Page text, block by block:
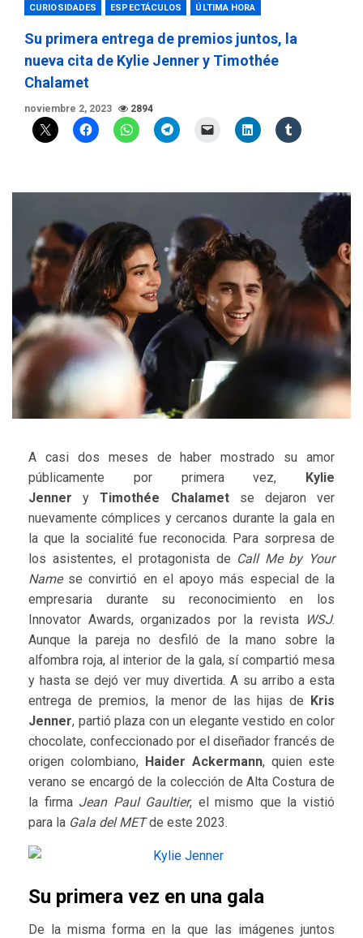
CURIOSIDADES ESPECTÁCULOS ÚLTIMA HORA
Su primera entrega de premios juntos, la
nueva cita de Kylie Jenner y Timothée
Chalamet
noviembre 2, 2023 2894
A casi dos meses de haber mostrado su amor
públicamente por primera vez, Kylie
JenneryTimothée Chalametse dejaron ver
nuevamente cómplices y cercanos durante la gala en
la que la socialité fue reconocida. Para sorpresa de
los asistentes, el protagonista de Call Me by Your
Namese convirtió en el apoyo más especial de la
empresaria durante su reconocimiento en los
Innovator Awards, organizados por la revista WSJ.
Aunque la pareja no desfiló de la mano sobre la
alfombra roja, al interior de la gala, sí compartió mesa
y hasta se dejó ver muy divertida. A su arribo a esta
entrega de premios, la menor de las hijas de Kris
Jenner, partió plaza con un elegante vestido en color
chocolate, confeccionado por el diseñador francés de
origen colombiano, Haider Ackermann, quien este
verano se encargó de la colección de Alta Costura de
la firma Jean Paul Gaultier, el mismo que la vistió
para la Gala del METde este 2023.
Su primera vez en una gala
De la misma forma en la que las imágenes juntos